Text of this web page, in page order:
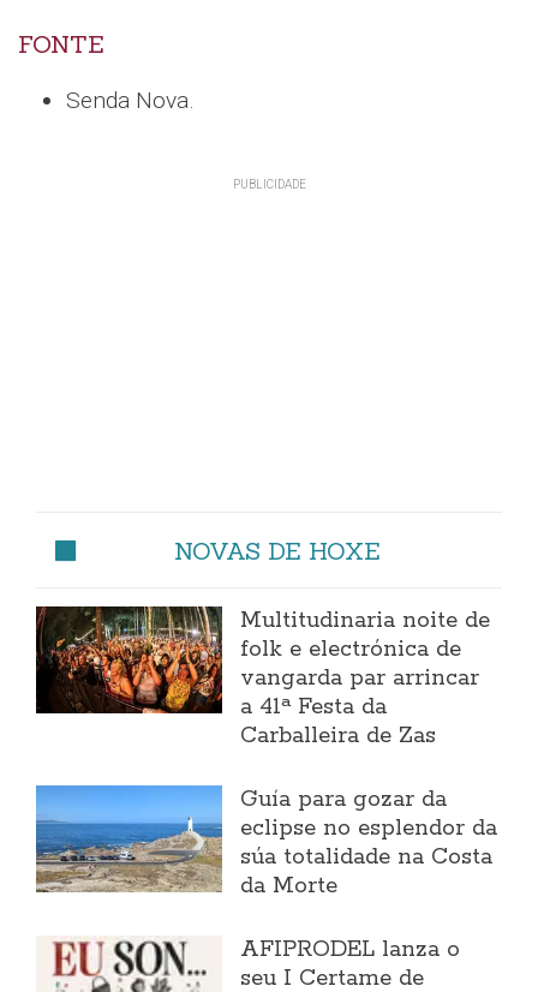
FONTE
Senda Nova.
NOVAS DE HOXE
Multitudinaria noite de
folk e electrónica de
vangarda par arrincar
a 41ª Festa da
Carballeira de Zas
Guía para gozar da
eclipse no esplendor da
súa totalidade na Costa
da Morte
AFIPRODEL lanza o
seu I Certame de